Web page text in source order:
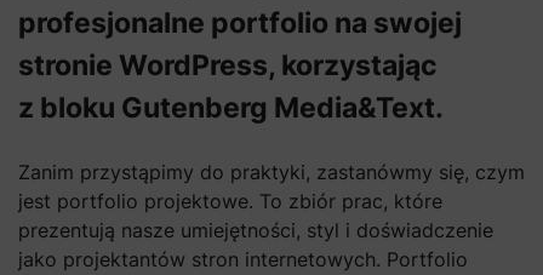
profesjonalne portfolio na swojej
stronie WordPress, korzystając
z bloku Gutenberg Media&Text.
Zanim przystąpimy do praktyki, zastanówmy się, czym
jest portfolio projektowe. To zbiór prac, które
prezentują nasze umiejętności, styl i doświadczenie
jako projektantów stron internetowych. Portfolio